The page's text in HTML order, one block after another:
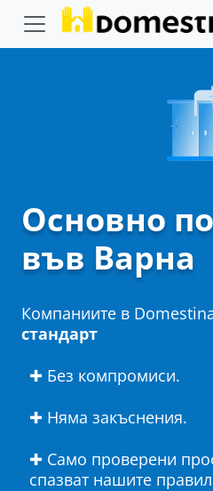
Основно
във Варна
Компаниите в
стандарт
✚ Без компромиси.
✚ Няма закъснения.
✚ Само проверени
спазват нашите